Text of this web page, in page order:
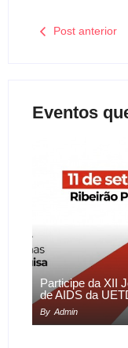
Post anterior
Eventos
Participe da XII
de AIDS da
By Admin